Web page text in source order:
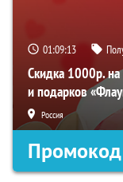
01:09:12
Скидка 1000р. на
и подарков
Россия
Промокод